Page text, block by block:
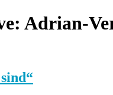
Adrian-